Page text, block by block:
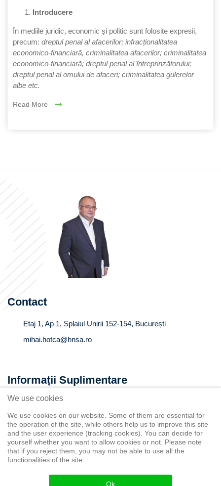
Introducere
În mediile juridic, economic și politic sunt folosite expresii,
precum: dreptul penal al afacerilor; infracționalitatea
economico-financiară, criminalitatea afacerilor; criminalitatea
economico-financiară; dreptul penal al întreprinzătorului;
dreptul penal al omului de afaceri; criminalitatea gulerelor
albe etc.
Read More
Contact
Etaj 1, Ap 1, Splaiul Unirii 152-154, București
mihai.hotca@hnsa.ro
Informații Suplimentare
Despre mine
Articole / Blog
Contact
© Copyright 2026 Mihai Hotca
We use cookies
We use cookies on our website. Some of them are essential for
the operation of the site, while others help us to improve this site
and the user experience (tracking cookies). You can decide for
yourself whether you want to allow cookies or not. Please note
that if you reject them, you may not be able to use all the
functionalities of the site.
Ok